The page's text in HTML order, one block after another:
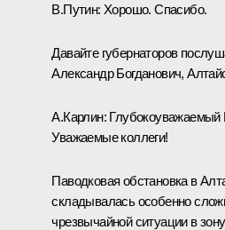
В.Путин: Хорошо. Спасибо.
Давайте губернаторов
Александр Богданович,
А.Карлин:
Уважаемые коллеги!
Паводковая обстановка в
складывалась особенно
чрезвычайной ситуации в